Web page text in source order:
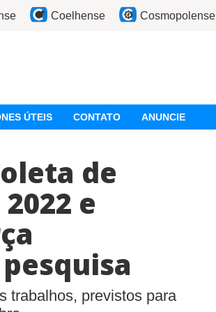
Coelhense Cosmopolense
ÚTEIS CONTATO ANUNCIE
de
e
trabalhos, previstos para